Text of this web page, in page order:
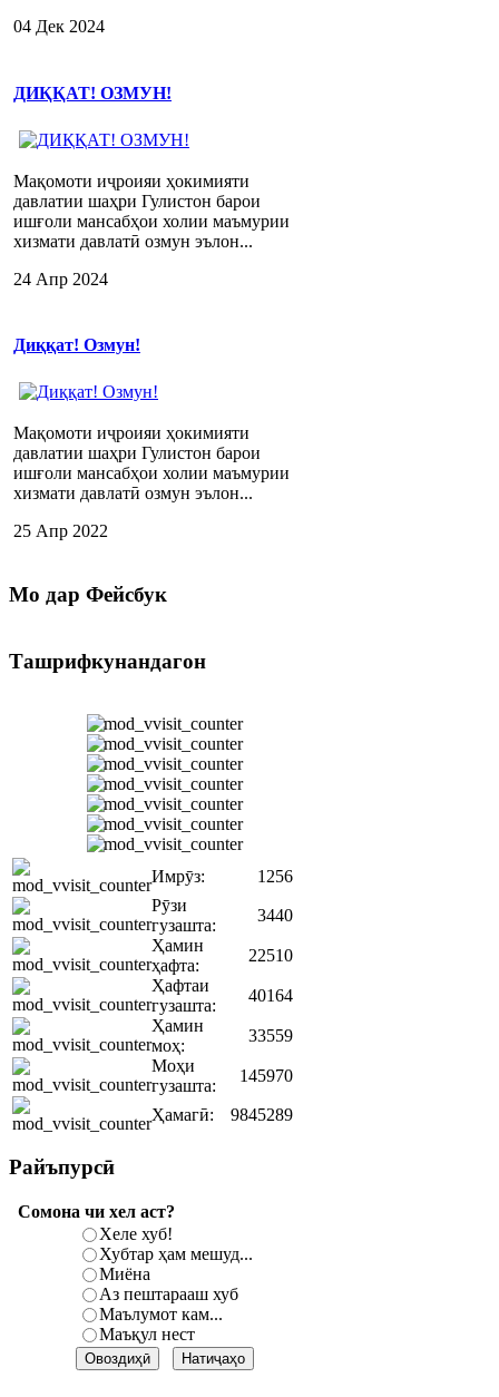
04 Дек 2024
ДИҚҚАТ! ОЗМУН!
Мақомоти иҷроияи ҳокимияти
давлатии шаҳри Гулистон барои
ишғоли мансабҳои холии маъмурии
хизмати давлатӣ озмун эълон...
24 Апр 2024
Диққат! Озмун!
Мақомоти иҷроияи ҳокимияти
давлатии шаҳри Гулистон барои
ишғоли мансабҳои холии маъмурии
хизмати давлатӣ озмун эълон...
25 Апр 2022
Мо дар Фейсбук
Ташрифкунандагон
Имрӯз:
1256
Рӯзи
гузашта:
3440
Ҳамин
ҳафта:
22510
Ҳафтаи
гузашта:
40164
Ҳамин
моҳ:
33559
Моҳи
гузашта:
145970
Ҳамагӣ: 9845289
Райъпурсӣ
Сомона чи хел аст?
Хеле хуб!
Хубтар ҳам мешуд...
Миёна
Аз пештарааш хуб
Маълумот кам...
Маъқул нест